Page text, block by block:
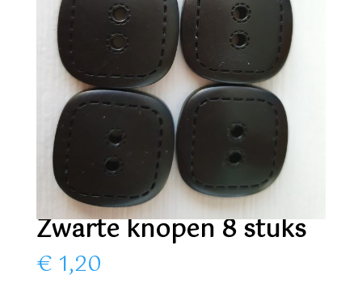
Zwarte knopen 8 stuks
€ 1,20